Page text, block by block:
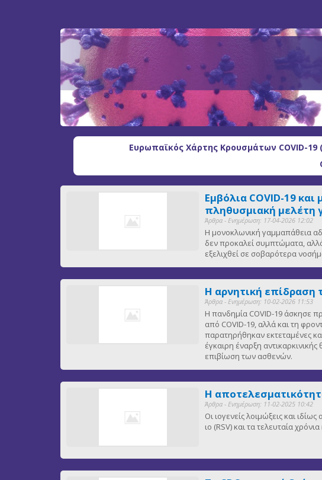
Ευρωπαϊκός Χάρτης Κρουσμάτων COVID-19
Εμβόλια COVID-19
πληθυσμιακή μελέτη
Άρθρα - Ενημέρωση: 17-04-2026 12:02
Η μονοκλωνική γαμμαπάθεια
δεν προκαλεί συμπτώματα,
εξελιχθεί σε σοβαρότερα
Η αρνητική επίδραση
Άρθρα - Ενημέρωση: 10-02-2026 11:53
Η πανδημία COVID-19 άσκησε
από COVID-19, αλλά και τη
παρατηρήθηκαν εκτεταμένες
έγκαιρη έναρξη
επιβίωση των ασθενών.
Η
Άρθρα - Ενημέρωση: 11-02-2025 10:42
Οι ιογενείς λοιμώξεις και
ιο (RSV) και τα τελευταία